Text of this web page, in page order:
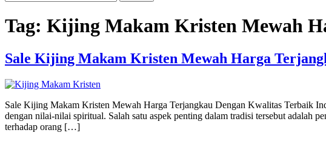
Tag: Kijing Makam Kristen Mewah
Sale Kijing Makam Kristen Mewah Harga
Sale Kijing Makam Kristen Mewah Harga Terjangkau Dengan Kwalitas Terbaik
dengan nilai-nilai spiritual. Salah satu aspek penting dalam tradisi tersebut adalah
terhadap orang […]